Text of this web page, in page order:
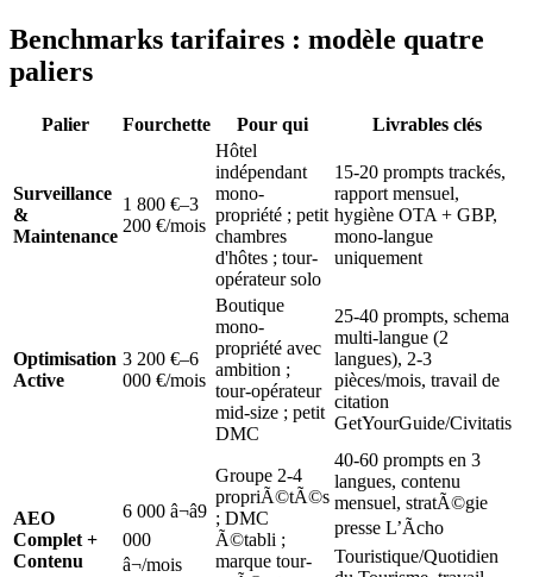
Benchmarks tarifaires : modèle quatre
paliers
Palier Fourchette Pour qui Livrables clés
Surveillance
&
Maintenance
1 800 €–3
200 €/mois
Hôtel
indépendant
mono-
propriété ; petit
chambres
d'hôtes ; tour-
opérateur solo
15-20 prompts trackés,
rapport mensuel,
hygiène OTA + GBP,
mono-langue
uniquement
Optimisation
Active
3 200 €–6
000 €/mois
Boutique
mono-
propriété avec
ambition ;
tour-opérateur
mid-size ; petit
DMC
25-40 prompts, schema
multi-langue (2
langues), 2-3
pièces/mois, travail de
citation
GetYourGuide/Civitatis
AEO
Complet +
Contenu
6 000 â¬â9
000
â¬/mois
Groupe 2-4
propriÃ©tÃ©s
; DMC
Ã©tabli ;
marque tour-
40-60 prompts en 3
langues, contenu
mensuel, stratÃ©gie
presse L’Ãcho
Touristique/Quotidien